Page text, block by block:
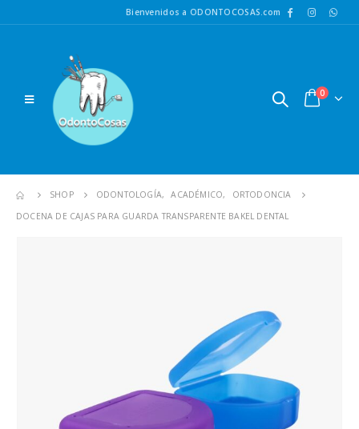
Bienvenidos a ODONTOCOSAS.com
0
SHOP ODONTOLOGÍA, ACADÉMICO,
ORTODONCIA
DOCENA DE CAJAS PARA GUARDA TRANSPARENTE BAKEL DENTAL